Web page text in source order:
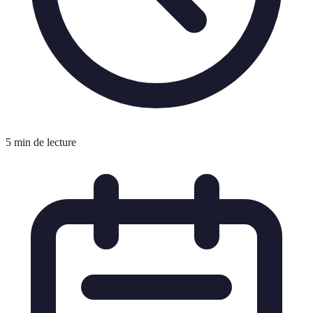
5 min de lecture